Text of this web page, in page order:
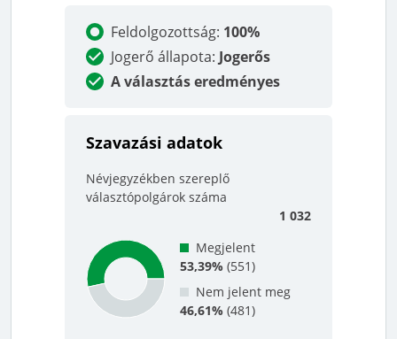
Feldolgozottság: 100%
Jogerő állapota: Jogerős
A választás eredményes
Szavazási adatok
Névjegyzékben szereplő
választópolgárok száma
1 032
Megjelent
53,39% (551)
Nem jelent meg
46,61% (481)